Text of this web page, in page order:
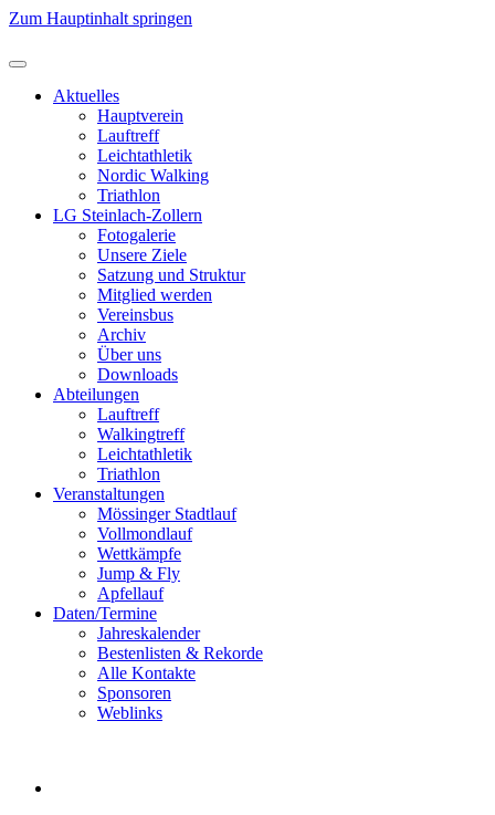
Zum Hauptinhalt springen
Aktuelles
Hauptverein
Lauftreff
Leichtathletik
Nordic Walking
Triathlon
LG Steinlach-Zollern
Fotogalerie
Unsere Ziele
Satzung und Struktur
Mitglied werden
Vereinsbus
Archiv
Über uns
Downloads
Abteilungen
Lauftreff
Walkingtreff
Leichtathletik
Triathlon
Veranstaltungen
Mössinger Stadtlauf
Vollmondlauf
Wettkämpfe
Jump & Fly
Apfellauf
Daten/Termine
Jahreskalender
Bestenlisten & Rekorde
Alle Kontakte
Sponsoren
Weblinks